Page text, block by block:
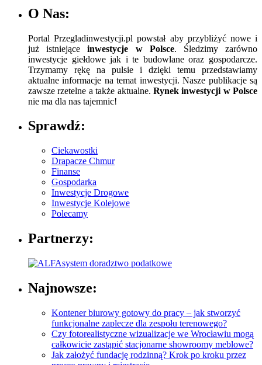
O Nas:
Portal Przegladinwestycji.pl powstał aby przybliżyć nowe i
już istniejąceinwestycje w Polsce. Śledzimy zarówno
inwestycje giełdowe jak i te budowlane oraz gospodarcze.
Trzymamy rękę na pulsie i dzięki temu przedstawiamy
aktualne informacje na temat inwestycji. Nasze publikacje są
zawsze rzetelne a także aktualne. Rynek inwestycji w Polsce
nie ma dla nas tajemnic!
Sprawdź:
Ciekawostki
Drapacze Chmur
Finanse
Gospodarka
Inwestycje Drogowe
Inwestycje Kolejowe
Polecamy
Partnerzy:
Najnowsze:
Kontener biurowy gotowy do pracy – jak stworzyć
funkcjonalne zaplecze dla zespołu terenowego?
Czy fotorealistyczne wizualizacje we Wrocławiu mogą
całkowicie zastąpić stacjonarne showroomy meblowe?
Jak założyć fundację rodzinną? Krok po kroku przez